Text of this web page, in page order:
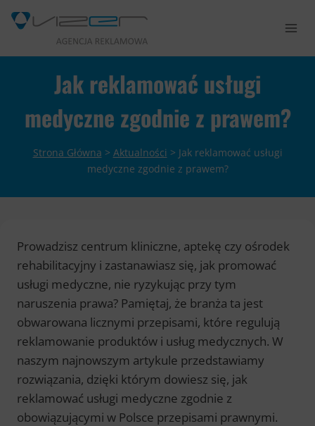
Przejdź
Jak reklamować usługi
medyczne zgodnie z prawem?
Strona Główna > Aktualności > Jak reklamować usługi
medyczne zgodnie z prawem?
Prowadzisz centrum kliniczne, aptekę czy ośrodek
rehabilitacyjny i zastanawiasz się, jak promować
usługi medyczne, nie ryzykując przy tym
naruszenia prawa? Pamiętaj, że branża ta jest
obwarowana licznymi przepisami, które regulują
reklamowanie produktów i usług medycznych. W
naszym najnowszym artykule przedstawiamy
rozwiązania, dzięki którym dowiesz się, jak
reklamować usługi medyczne zgodnie z
obowiązującymi w Polsce przepisami prawnymi.